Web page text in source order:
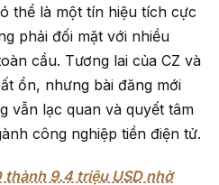
thể là một tín hiệu tích cực
phải đối mặt với nhiều
cầu. Tương lai của CZ và
ổn, nhưng bài đăng mới
vẫn lạc quan và quyết tâm
công nghiệp tiền điện tử.
thành 9.4 triệu USD nhờ